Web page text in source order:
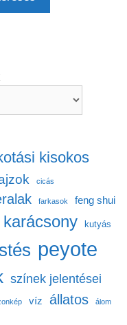
kisokos
cicás
farkasok feng shui
karácsony kutyás
peyote
színek jelentései
víz állatos álom